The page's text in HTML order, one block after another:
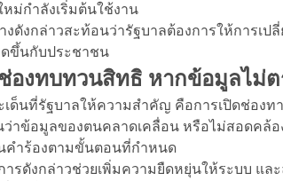
หม่กำลังเริ่มต้นใช้งาน
งดังกล่าวสะท้อนว่ารัฐบาลต้องการให้การเ
ดขึ้นกับประชาชน
องทบทวนสิทธิ หากข้อมูลไม่ต
เด็นที่รัฐบาลให้ความสำคัญ คือการเปิดช่อง
ว่าข้อมูลของตนคลาดเคลื่อน หรือไม่สอดคล้อ
คำร้องตามขั้นตอนที่กำหนด
ารดังกล่าวช่วยเพิ่มความยืดหยุ่นให้ระบบ แ